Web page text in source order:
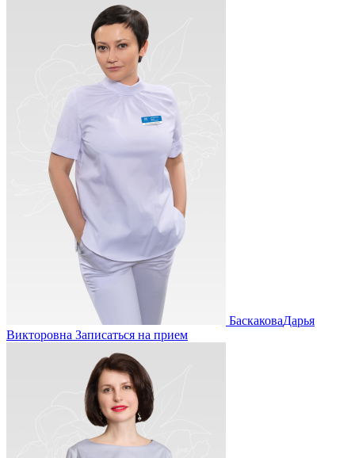
БаскаковаДарья
Викторовна Записаться на прием